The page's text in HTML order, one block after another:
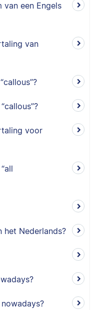
een Engels
van
voor
het Nederlands?